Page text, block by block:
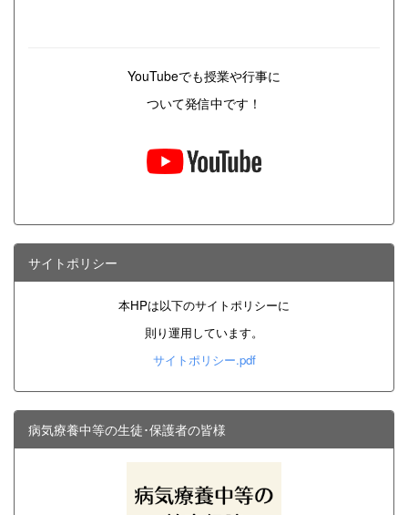
YouTubeでも授業や行事に
ついて発信中です！
サイトポリシー
本HPは以下のサイトポリシーに
則り運用しています。
サイトポリシー.pdf
病気療養中等の生徒･保護者の皆様